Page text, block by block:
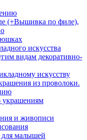
(+Вышивка по филе),
искусства
видам декоративно-
искусству
из проволоки.
украшениям
и живописи
малышей